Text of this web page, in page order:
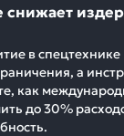
снижает
в
а
как
до 30%